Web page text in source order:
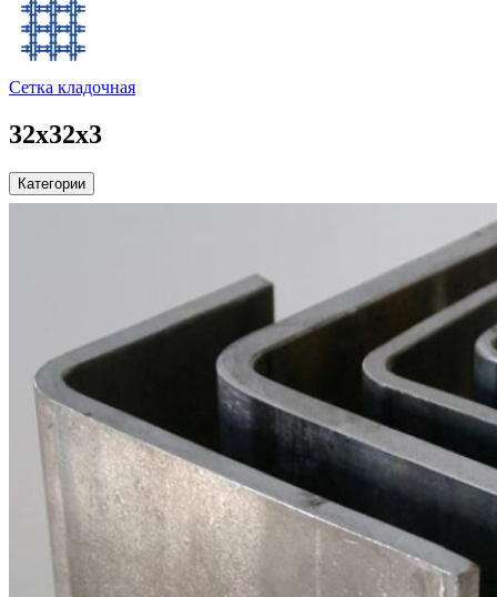
Сетка кладочная
32х32х3
Категории